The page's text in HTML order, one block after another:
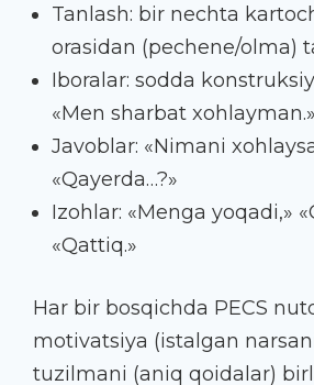
Tanlash: bir nechta
orasidan (pechene/olma)
Iboralar: sodda
«Men sharbat xohlayman.»
Javoblar: «Nimani
«Qayerda…?»
Izohlar: «Menga yoqadi,»
«Qattiq.»
Har bir bosqichda PECS
motivatsiya (istalgan
tuzilmani (aniq qoidalar)